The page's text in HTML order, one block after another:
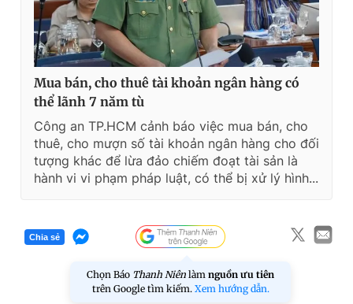
Mua bán, cho thuê tài khoản ngân hàng có
thể lãnh 7 năm tù
Công an TP.HCM cảnh báo việc mua bán, cho
thuê, cho mượn số tài khoản ngân hàng cho đối
tượng khác để lừa đảo chiếm đoạt tài sản là
hành vi vi phạm pháp luật, có thể bị xử lý hình...
Chia sẻ
Chọn Báo Thanh Niên làm nguồn ưu tiên
trên Google tìm kiếm. Xem hướng dẫn.